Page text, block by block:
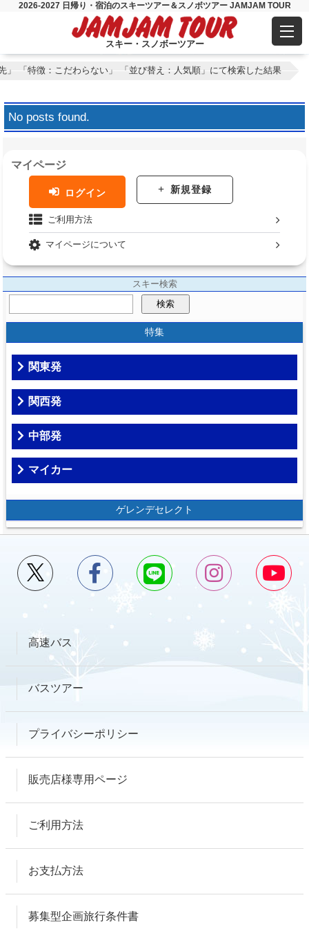
2026-2027 日帰り・宿泊のスキーツアー＆スノボツアー JAMJAM TOUR
スキー・スノボーツアー
「特徴：こだわらない」 「並び替え：人気順」にて検索した結果
No posts found.
マイページ
ログイン 新規登録
ご利用方法
マイページについて
スキー検索
検索
特集
関東発
関西発
中部発
マイカー
ゲレンデセレクト
高速バス
バスツアー
プライバシーポリシー
販売店様専用ページ
ご利用方法
お支払方法
募集型企画旅行条件書